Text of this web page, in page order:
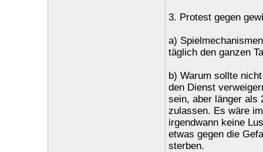
3. Protest gegen
a)
täglich den ganzen
b) Warum sollte
den Dienst
sein, aber länger als
zulassen. Es wäre
irgendwann keine
etwas gegen die
sterben.